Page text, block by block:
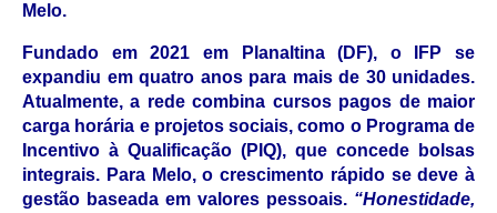
Melo.
Fundado em 2021 em Planaltina (DF), o IFP se
expandiu em quatro anos para mais de 30 unidades.
Atualmente, a rede combina cursos pagos de maior
carga horária e projetos sociais, como o Programa de
Incentivo à Qualificação (PIQ), que concede bolsas
integrais. Para Melo, o crescimento rápido se deve à
gestão baseada em valores pessoais. “Honestidade,